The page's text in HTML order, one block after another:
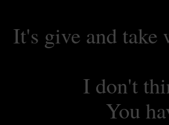
It's give and
I don't
You